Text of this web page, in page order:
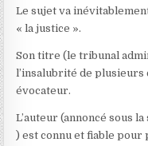
Le sujet va
« la justice ».
Son titre (le tribunal
l’insalubrité de plusieurs
évocateur.
L’auteur (annoncé sous
) est connu et fiable pour